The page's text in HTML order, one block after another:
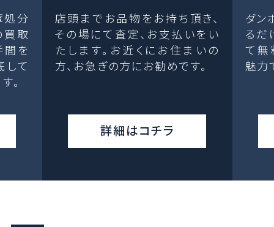
処分
取
間を
して
。
店頭までお品物をお持ち頂き、
その場にて査定、お支払いをい
たします。お近くにお住まいの
方、お急ぎの方にお勧めです。
詳細はコチラ
ダン
るだ
て無
魅力